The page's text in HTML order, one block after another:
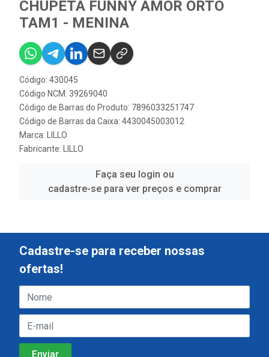
CHUPETA FUNNY AMOR ORTO
TAM1 - MENINA
Código: 430045
Código NCM: 39269040
Código de Barras do Produto: 7896033251747
Código de Barras da Caixa: 4430045003012
Marca:
LILLO
Fabricante:
LILLO
Faça seu login ou
cadastre-se para ver preços e comprar
Cadastre-se para receber nossas
ofertas!